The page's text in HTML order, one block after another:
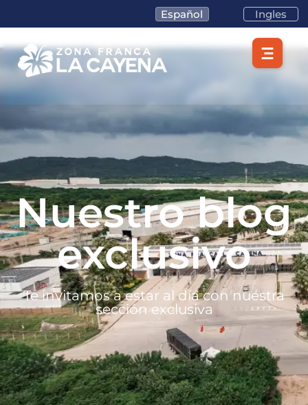
Español Ingles
Nuestro blog
exclusivo
Te invitamos a estar al día con nuestra
sección exclusiva